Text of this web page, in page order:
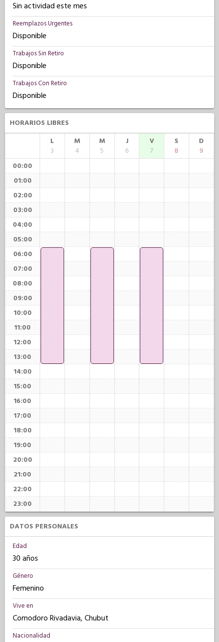
Sin actividad este mes
Reemplazos Urgentes
Disponible
Trabajos Sin Retiro
Disponible
Trabajos Con Retiro
Disponible
HORARIOS LIBRES
L
3
M
4
M
5
J
6
V
7
S
8
D
9
00:00
01:00
02:00
03:00
04:00
05:00
06:00
07:00
08:00
09:00
10:00
11:00
12:00
13:00
14:00
15:00
16:00
17:00
18:00
19:00
20:00
21:00
22:00
23:00
DATOS PERSONALES
Edad
30 años
Género
Femenino
Vive en
Comodoro Rivadavia, Chubut
Nacionalidad